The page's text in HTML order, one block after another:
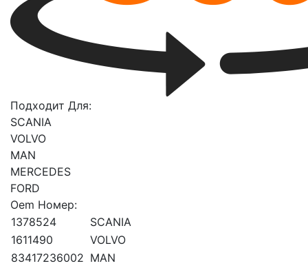
Подходит Для:
SCANIA
VOLVO
MAN
MERCEDES
FORD
Oem Номер:
1378524
SCANIA
1611490
VOLVO
83417236002 MAN